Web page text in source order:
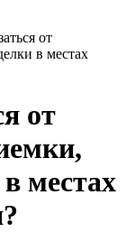
от
в местах
от
местах